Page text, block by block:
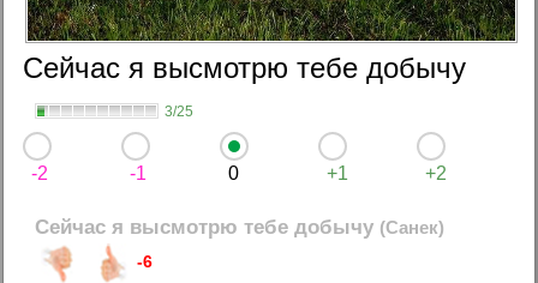
Сейчас я высмотрю тебе добычу
3/25
-2 -1 0 +1 +2
Сейчас я высмотрю тебе добычу (Санек)
-6